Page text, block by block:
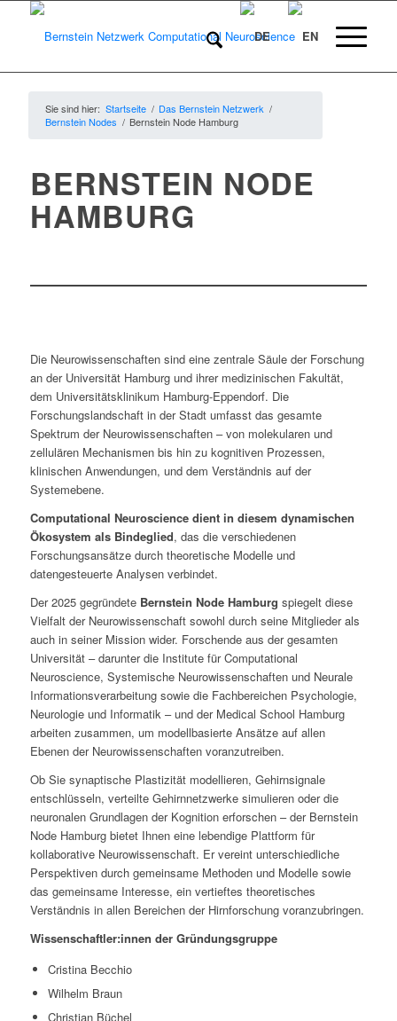
Sie sind hier: Startseite / Das Bernstein Netzwerk /
Bernstein Nodes / Bernstein Node Hamburg
BERNSTEIN NODE
HAMBURG
Die Neurowissenschaften sind eine zentrale Säule der Forschung
an der Universität Hamburg und ihrer medizinischen Fakultät,
dem Universitätsklinikum Hamburg-Eppendorf. Die
Forschungslandschaft in der Stadt umfasst das gesamte
Spektrum der Neurowissenschaften – von molekularen und
zellulären Mechanismen bis hin zu kognitiven Prozessen,
klinischen Anwendungen, und dem Verständnis auf der
Systemebene.
Computational Neuroscience dient in diesem dynamischen
Ökosystem als Bindeglied, das die verschiedenen
Forschungsansätze durch theoretische Modelle und
datengesteuerte Analysen verbindet.
Der 2025 gegründete Bernstein Node Hamburg spiegelt diese
Vielfalt der Neurowissenschaft sowohl durch seine Mitglieder als
auch in seiner Mission wider. Forschende aus der gesamten
Universität – darunter die Institute für Computational
Neuroscience, Systemische Neurowissenschaften und Neurale
Informationsverarbeitung sowie die Fachbereichen Psychologie,
Neurologie und Informatik – und der Medical School Hamburg
arbeiten zusammen, um modellbasierte Ansätze auf allen
Ebenen der Neurowissenschaften voranzutreiben.
Ob Sie synaptische Plastizität modellieren, Gehirnsignale
entschlüsseln, verteilte Gehirnnetzwerke simulieren oder die
neuronalen Grundlagen der Kognition erforschen – der Bernstein
Node Hamburg bietet Ihnen eine lebendige Plattform für
kollaborative Neurowissenschaft. Er vereint unterschiedliche
Perspektiven durch gemeinsame Methoden und Modelle sowie
das gemeinsame Interesse, ein vertieftes theoretisches
Verständnis in allen Bereichen der Hirnforschung voranzubringen.
Wissenschaftler:innen der Gründungsgruppe
Cristina Becchio
Wilhelm Braun
Christian Büchel